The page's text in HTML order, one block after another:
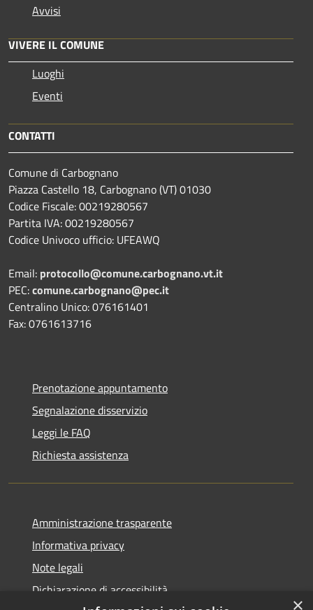
Avvisi
VIVERE IL COMUNE
Luoghi
Eventi
CONTATTI
Comune di Carbognano
Piazza Castello 18, Carbognano (VT) 01030
Codice Fiscale: 00219280567
Partita IVA: 00219280567
Codice Univoco ufficio: UFEAWQ
Email: protocollo@comune.carbognano.vt.it
PEC:comune.carbognano@pec.it
Centralino Unico: 076161401
Fax: 0761613716
Prenotazione appuntamento
Segnalazione disservizio
Leggi le FAQ
Richiesta assistenza
Amministrazione trasparente
Informativa privacy
Note legali
Dichiarazione di accessibilità
×